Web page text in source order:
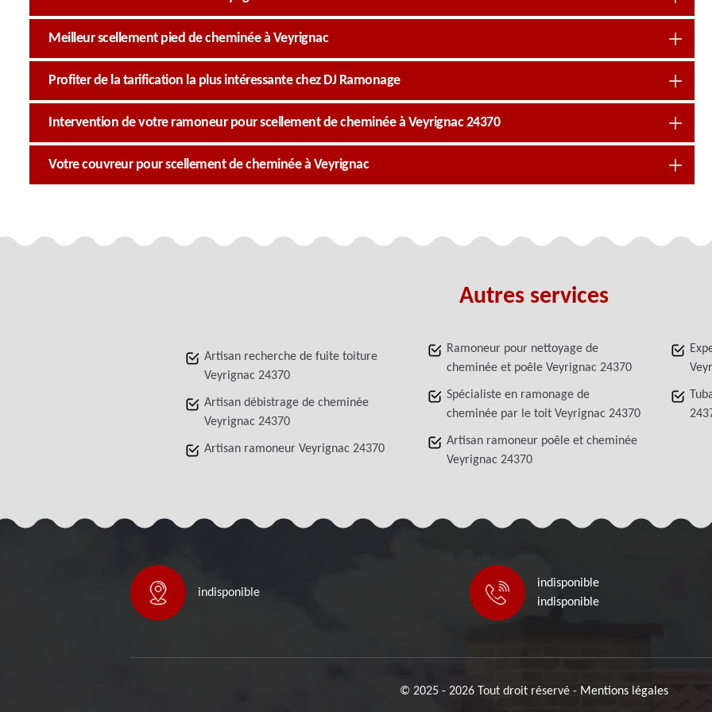
Meilleur scellement pied de cheminée à Veyrignac
Profiter de la tarification la plus intéressante chez DJ Ramonage
Intervention de votre ramoneur pour scellement de cheminée à Veyrignac 24370
Votre couvreur pour scellement de cheminée à Veyrignac
Autres services
Artisan recherche de fuite toiture
Veyrignac 24370
Artisan débistrage de cheminée
Veyrignac 24370
Artisan ramoneur Veyrignac 24370
Ramoneur pour nettoyage de
cheminée et poêle Veyrignac 24370
Spécialiste en ramonage de
cheminée par le toit Veyrignac 24370
Artisan ramoneur poêle et cheminée
Veyrignac 24370
indisponible
indisponible
indisponible
© 2025 - 2026 Tout droit réservé - Mentions légales